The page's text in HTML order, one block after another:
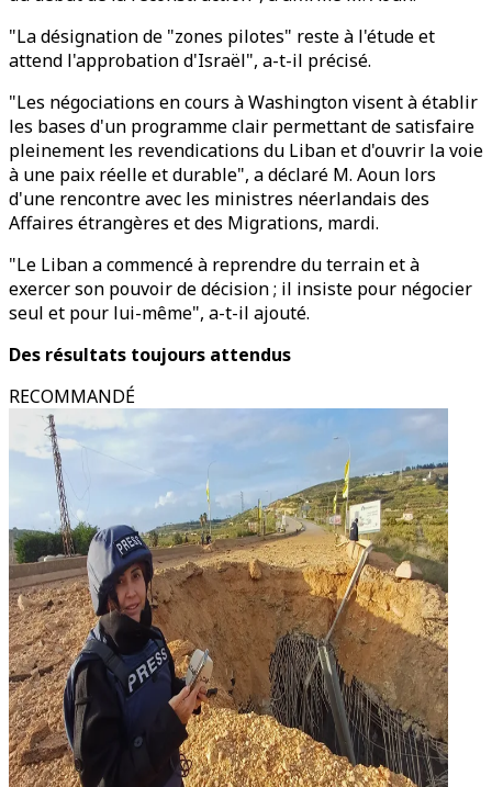
"La désignation de "zones pilotes" reste à l'étude et
attend l'approbation d'Israël", a-t-il précisé.
"Les négociations en cours à Washington visent à établir
les bases d'un programme clair permettant de satisfaire
pleinement les revendications du Liban et d'ouvrir la voie
à une paix réelle et durable", a déclaré M. Aoun lors
d'une rencontre avec les ministres néerlandais des
Affaires étrangères et des Migrations, mardi.
"Le Liban a commencé à reprendre du terrain et à
exercer son pouvoir de décision ; il insiste pour négocier
seul et pour lui-même", a-t-il ajouté.
Des résultats toujours attendus
RECOMMANDÉ